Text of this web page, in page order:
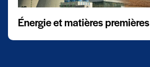
Énergie et matières premières